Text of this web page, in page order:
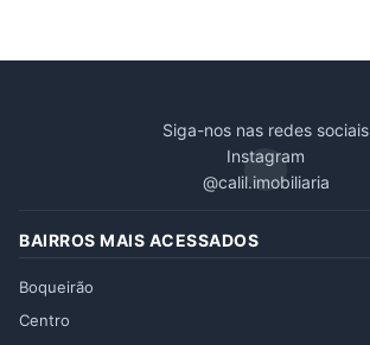
Siga-nos nas redes sociais
Instagram
@calil.imobiliaria
BAIRROS MAIS ACESSADOS
Boqueirão
Centro